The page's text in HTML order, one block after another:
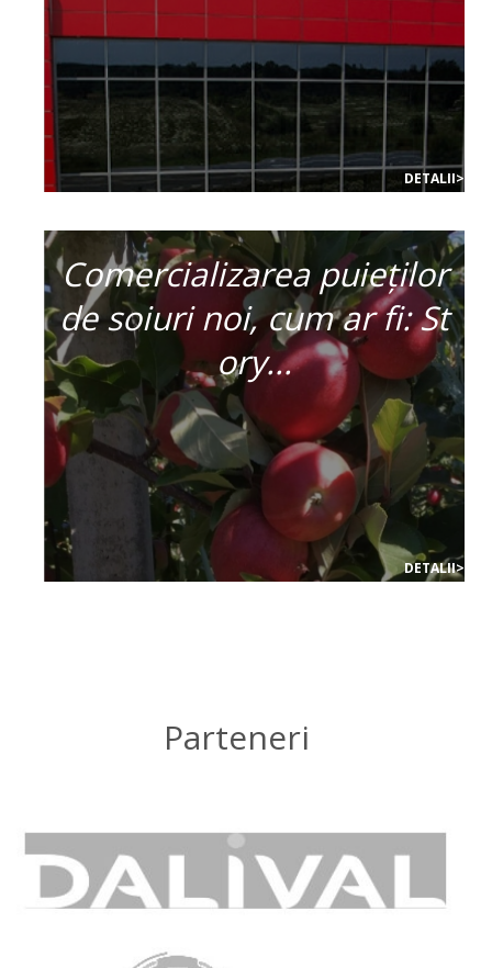
DETALII>
Comercializarea puieților
de soiuri noi, cum ar fi: St
ory...
DETALII>
Parteneri